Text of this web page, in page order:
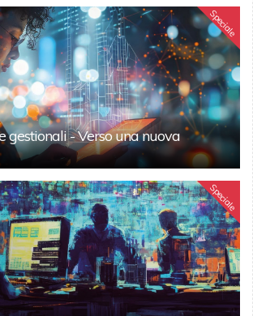
Speciale
gestionali - Verso una nuova
Speciale